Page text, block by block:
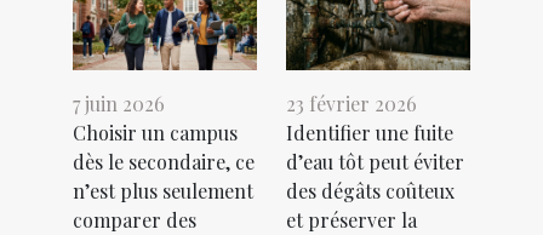
7 juin 2026
Choisir un campus
dès le secondaire, ce
n’est plus seulement
comparer des
23 février 2026
Identifier une fuite
d’eau tôt peut éviter
des dégâts coûteux
et préserver la